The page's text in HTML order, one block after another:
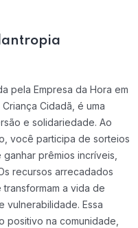
pela Empresa da Hora em
Cidadã, é uma
e solidariedade. Ao
você participa de sorteios
prêmios incríveis,
recursos arrecadados
a vida de
vulnerabilidade. Essa
positivo na comunidade,